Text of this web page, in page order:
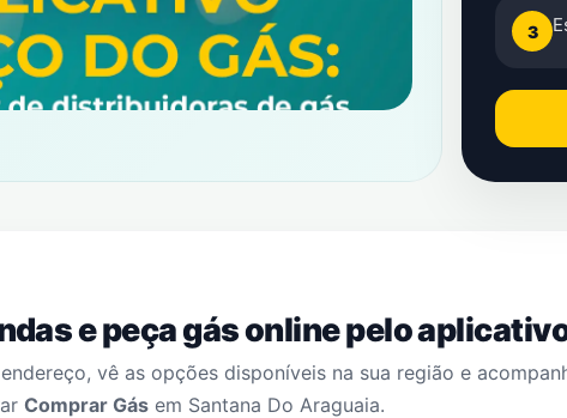
3
e peça gás online pelo
vê as opções disponíveis na sua região e
Comprar Gás em Santana Do Araguaia.